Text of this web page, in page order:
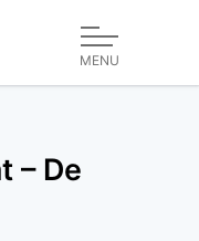
MENU
– De